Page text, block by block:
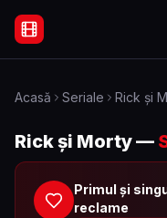
Filme Online
Acasă Seriale Rick și
Rick și Morty—
Primul și
reclame